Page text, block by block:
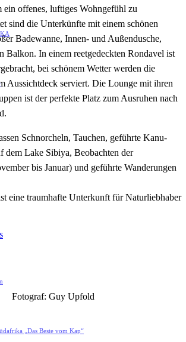
„Das Beste vom Kap“
ein offenes, luftiges Wohngefühl zu
sind die Unterkünfte mit einem schönen
Badewanne, Innen- und Außendusche,
Balkon. In einem reetgedeckten Rondavel ist
bei schönem Wetter werden die
Aussichtdeck serviert. Die Lounge mit ihren
ist der perfekte Platz zum Ausruhen nach
Schnorcheln, Tauchen, geführte Kanu-
dem Lake Sibiya, Beobachten der
bis Januar) und geführte Wanderungen
eine traumhafte Unterkunft für Naturliebhaber
Fotograf: Guy Upfold